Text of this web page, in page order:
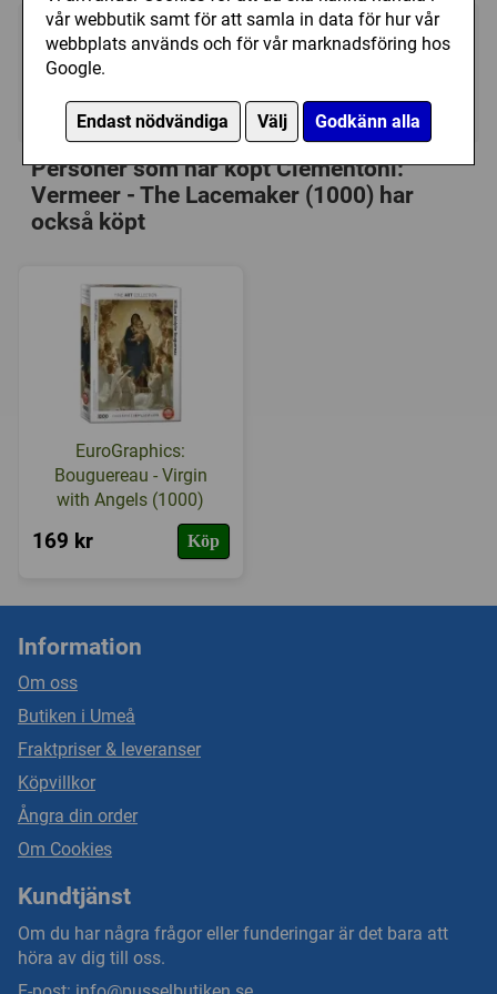
vår webbutik samt för att samla in data för hur vår
webbplats används och för vår marknadsföring hos
Google.
Endast nödvändiga Välj Godkänn alla
149 kr Utgått
Ej tillgänglig
Personer som har köpt Clementoni:
Vermeer - The Lacemaker (1000) har
också köpt
EuroGraphics:
Bouguereau - Virgin
with Angels (1000)
169 kr Köp
Information
Om oss
Butiken i Umeå
Fraktpriser & leveranser
Köpvillkor
Ångra din order
Om Cookies
Kundtjänst
Om du har några frågor eller funderingar är det bara att
höra av dig till oss.